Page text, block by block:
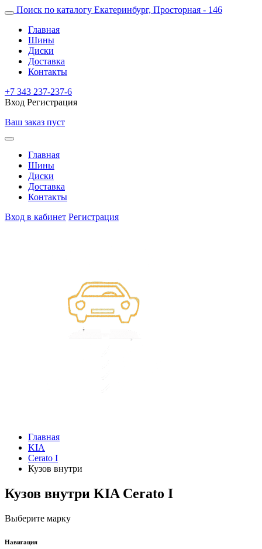
Поиск по каталогу Екатеринбург, Просторная - 146
Главная
Шины
Диски
Доставка
Контакты
+7 343 237-237-6
Вход Регистрация
Ваш заказ пуст
Главная
Шины
Диски
Доставка
Контакты
Вход в кабинет Регистрация
Главная
KIA
Cerato I
Кузов внутри
Кузов внутри KIA Cerato I
Выберите марку
Навигация